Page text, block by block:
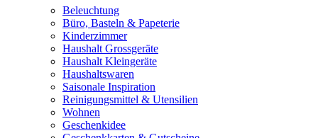
Beleuchtung
Büro, Basteln & Papeterie
Kinderzimmer
Haushalt Grossgeräte
Haushalt Kleingeräte
Haushaltswaren
Saisonale Inspiration
Reinigungsmittel & Utensilien
Wohnen
Geschenkidee